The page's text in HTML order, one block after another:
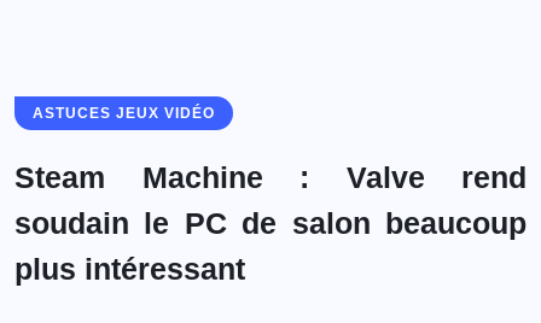
ASTUCES JEUX VIDÉO
Steam Machine : Valve rend
soudain le PC de salon beaucoup
plus intéressant